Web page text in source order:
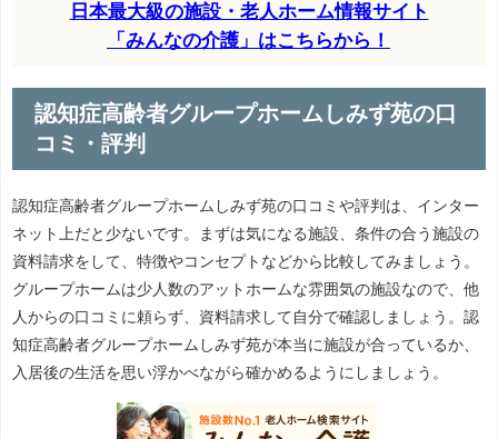
日本最大級の施設・老人ホーム情報サイト
「みんなの介護」はこちらから！
認知症高齢者グループホームしみず苑の口
コミ・評判
認知症高齢者グループホームしみず苑の口コミや評判は、インター
ネット上だと少ないです。まずは気になる施設、条件の合う施設の
資料請求をして、特徴やコンセプトなどから比較してみましょう。
グループホームは少人数のアットホームな雰囲気の施設なので、他
人からの口コミに頼らず、資料請求して自分で確認しましょう。認
知症高齢者グループホームしみず苑が本当に施設が合っているか、
入居後の生活を思い浮かべながら確かめるようにしましょう。